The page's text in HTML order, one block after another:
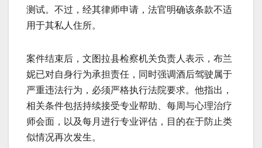
测试。不过，经其律师申请，法官明确该条款不适
用于其私人住所。
案件结束后，文图拉县检察机关负责人表示，布兰
妮已对自身行为承担责任，同时强调酒后驾驶属于
严重违法行为，必须严格执行法院要求。他指出，
相关条件包括持续接受专业帮助、每周与心理治疗
师会面，以及每月进行专业评估，目的在于防止类
似情况再次发生。